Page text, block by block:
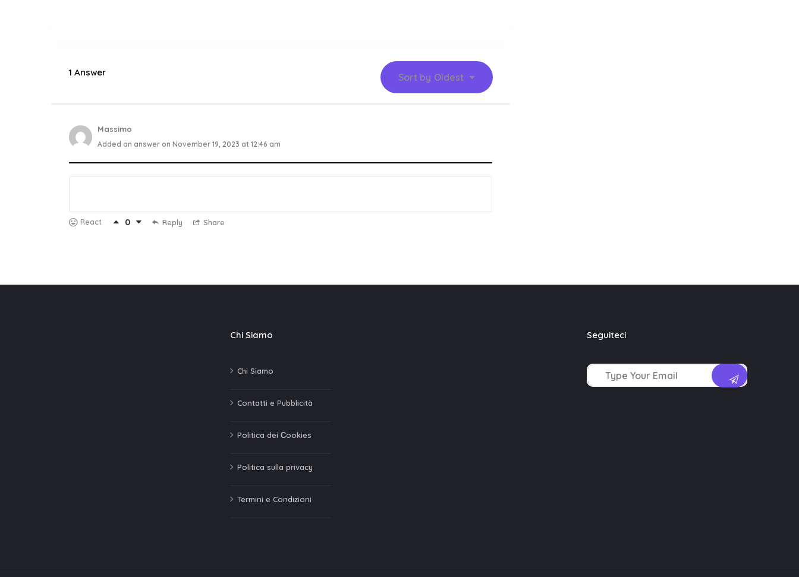
1 Answer Sort by Oldest
Massimo
Added an answer on November 19, 2023 at 12:46 am
React 0 Reply Share
Chi Siamo
Chi Siamo
Contatti e Pubblicità
Politica dei Сookies
Politica sulla privacy
Termini e Condizioni
Seguiteci